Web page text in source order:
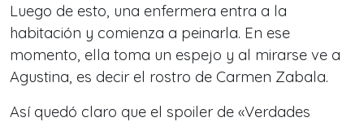
Luego de esto, una enfermera entra a la
habitación y comienza a peinarla. En ese
momento, ella toma un espejo y al mirarse ve a
Agustina, es decir el rostro de Carmen Zabala.
Así quedó claro que el spoiler de «Verdades